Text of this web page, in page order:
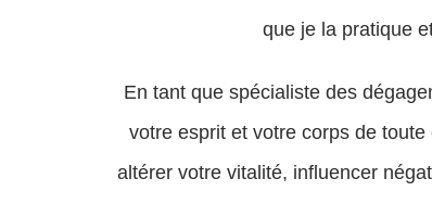
que je la pratique et
En tant que spécialiste des
votre esprit et votre corps de
altérer votre vitalité, influencer